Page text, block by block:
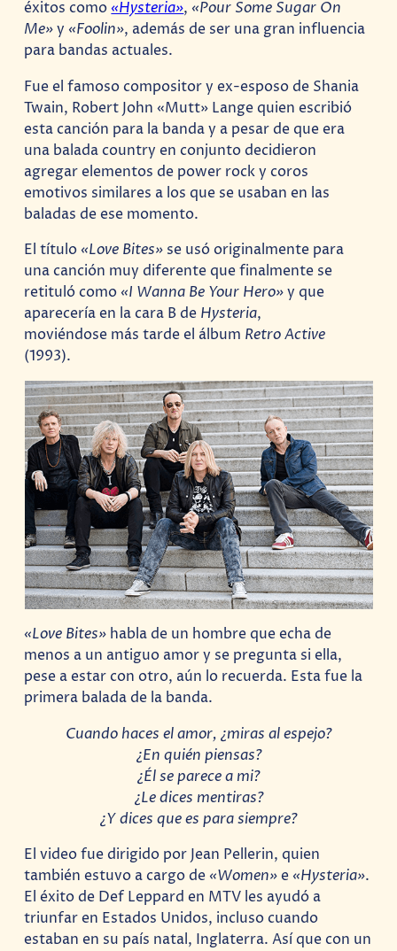
éxitos como«Hysteria»,«Pour Some Sugar On
Me»y«Foolin», además de ser una gran influencia
para bandas actuales.
Fue el famoso compositor y ex-esposo de Shania
Twain, Robert John «Mutt» Lange quien escribió
esta canción para la banda y a pesar de que era
una balada country en conjunto decidieron
agregar elementos de power rock y coros
emotivos similares a los que se usaban en las
baladas de ese momento.
El título«Love Bites» se usó originalmente para
una canción muy diferente que finalmente se
retituló como«I Wanna Be Your Hero»y que
aparecería en la cara B de Hysteria,
moviéndose más tarde el álbum Retro Active
(1993).
«Love Bites» habla de un hombre que echa de
menos a un antiguo amor y se pregunta si ella,
pese a estar con otro, aún lo recuerda. Esta fue la
primera balada de la banda.
Cuando haces el amor, ¿miras al espejo?
¿En quién piensas?
¿Él se parece a mi?
¿Le dices mentiras?
¿Y dices que es para siempre?
El video fue dirigido por Jean Pellerin, quien
también estuvo a cargo de«Women»e«Hysteria».
El éxito de Def Leppard en MTV les ayudó a
triunfar en Estados Unidos, incluso cuando
estaban en su país natal, Inglaterra. Así que con un